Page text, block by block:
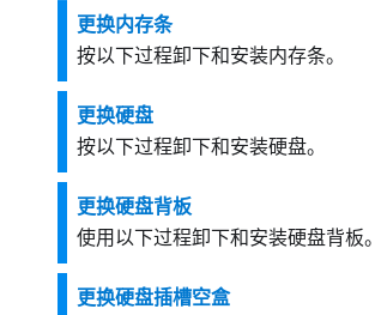
更换内存条
按以下过程卸下和安装内存条。
更换硬盘
按以下过程卸下和安装硬盘。
更换硬盘背板
使用以下过程卸下和安装硬盘背板。
更换硬盘插槽空盒